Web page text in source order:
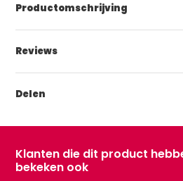
Productomschrijving
Reviews
Delen
Klanten die dit product
bekeken ook